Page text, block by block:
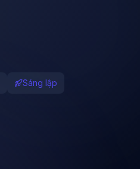
Sáng lập